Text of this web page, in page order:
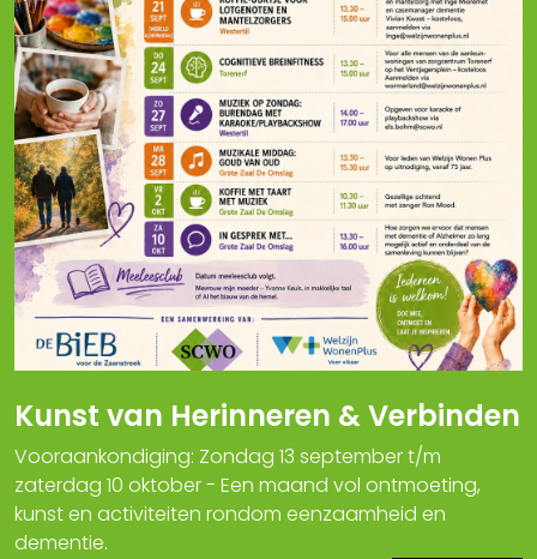
Kunst van Herinneren & Verbinden
Vooraankondiging: Zondag 13 september t/m
zaterdag 10 oktober - Een maand vol ontmoeting,
kunst en activiteiten rondom eenzaamheid en
dementie.